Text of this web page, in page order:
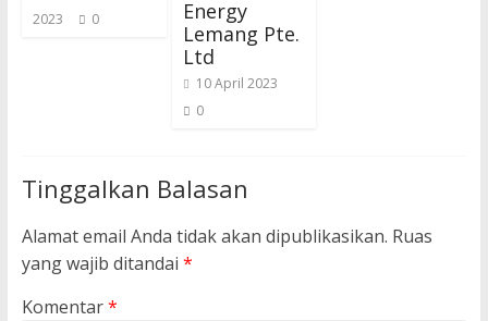
2023
0
Energy
Lemang Pte.
Ltd
10 April 2023
0
Tinggalkan Balasan
Alamat email Anda tidak akan dipublikasikan. Ruas
yang wajib ditandai *
Komentar*